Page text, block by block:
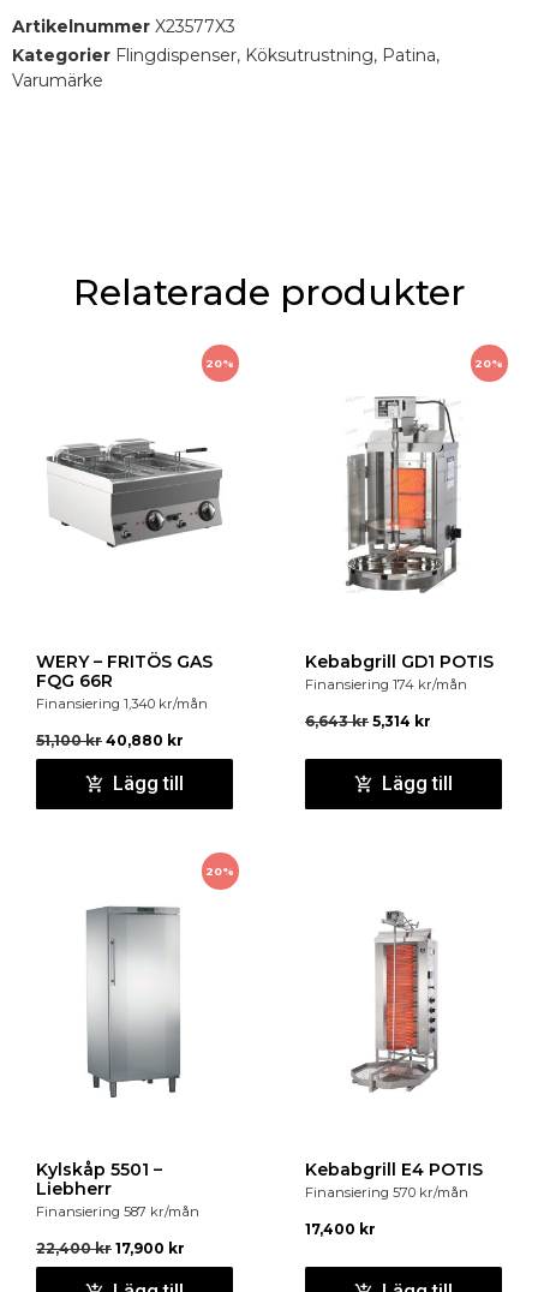
Artikelnummer X23577X3
Kategorier Flingdispenser, Köksutrustning, Patina,
Varumärke
Relaterade produkter
20%
WERY – FRITÖS GAS
FQG 66R
Finansiering 1,340 kr/mån
51,100kr 40,880 kr
Lägg till
20%
Kebabgrill GD1 POTIS
Finansiering 174 kr/mån
6,643kr 5,314 kr
Lägg till
20%
Kylskåp 5501 –
Liebherr
Finansiering 587 kr/mån
22,400kr 17,900 kr
Kebabgrill E4 POTIS
Finansiering 570 kr/mån
17,400 kr